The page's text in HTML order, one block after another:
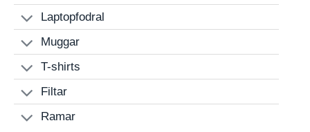
Laptopfodral
Muggar
T-shirts
Filtar
Ramar